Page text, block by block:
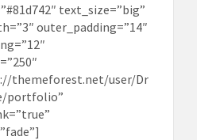
text_size=”big”
outer_padding=”14″
themeforest.net/user/Dr
portfolio”